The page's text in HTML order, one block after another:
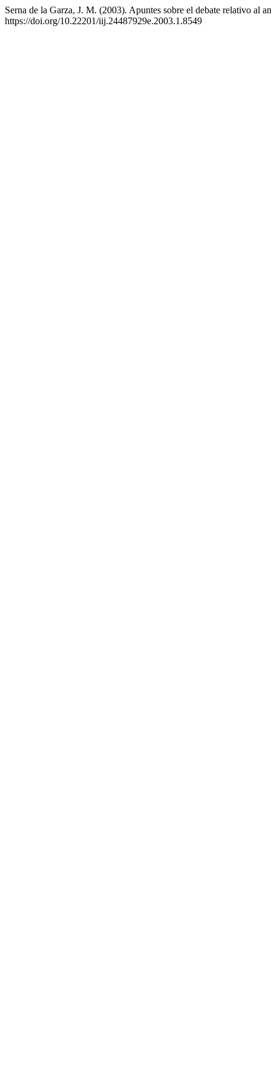
Serna de la Garza, J. M. (2003). Apuntes sobre el debate relativo al
https://doi.org/10.22201/iij.24487929e.2003.1.8549